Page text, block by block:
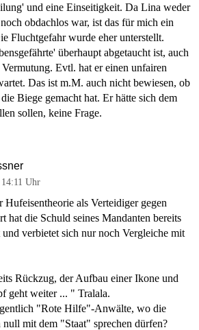
und eine Einseitigkeit. Da Lina weder
obdachlos war, ist das für mich ein
Fluchtgefahr wurde eher unterstellt.
überhaupt abgetaucht ist, auch
Vermutung. Evtl. hat er einen unfairen
Das ist m.M. auch nicht bewiesen, ob
Biege gemacht hat. Er hätte sich dem
sollen, keine Frage.
14:11 Uhr
Hufeisentheorie als Verteidiger gegen
hat die Schuld seines Mandanten bereits
und verbietet sich nur noch Vergleiche mit
Rückzug, der Aufbau einer Ikone und
geht weiter ... " Tralala.
"Rote Hilfe"-Anwälte, wo die
null mit dem "Staat" sprechen dürfen?